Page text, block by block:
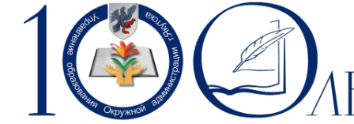
Перейти к основному содержанию
Skip to search